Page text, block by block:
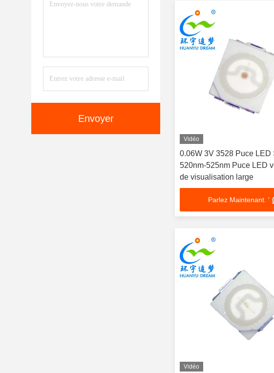
Envoyer
Vidéo
0.06W 3V 3528 Puce LED
520nm-525nm Puce LED
de visualisation large
Parlez Maintenant. '
Vidéo